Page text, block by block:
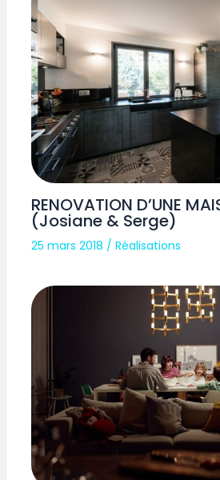
RENOVATION D’UNE
(Josiane & Serge)
25 mars 2018 /Réalisations